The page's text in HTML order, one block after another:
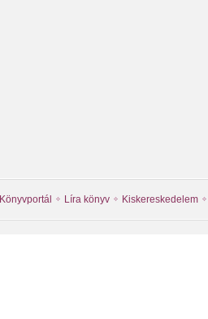
Könyvportál Líra könyv Kiskereskedelem